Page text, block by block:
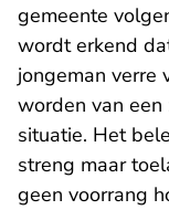
gemeente
wordt erkend
jongeman verre
worden van
situatie. Het
streng maar
geen voorrang